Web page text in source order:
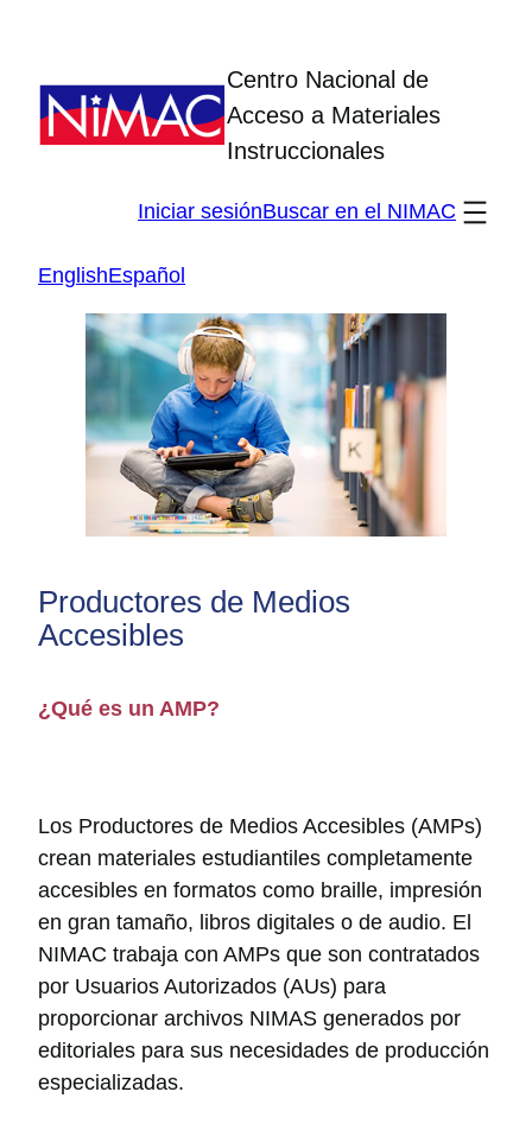
content
Centro Nacional de
Acceso a Materiales
Instruccionales
Iniciar sesiónBuscar en el NIMAC
EnglishEspañol
Productores de Medios
Accesibles
¿Qué es un AMP?
Los Productores de Medios Accesibles (AMPs)
crean materiales estudiantiles completamente
accesibles en formatos como braille, impresión
en gran tamaño, libros digitales o de audio. El
NIMAC trabaja con AMPs que son contratados
por Usuarios Autorizados (AUs) para
proporcionar archivos NIMAS generados por
editoriales para sus necesidades de producción
especializadas.